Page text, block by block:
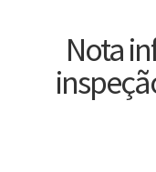
Nota